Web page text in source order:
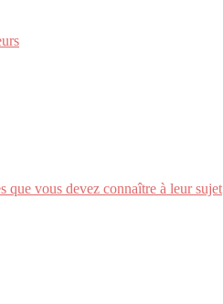
que vous devez connaître à leur sujet